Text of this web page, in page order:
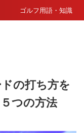
ゴルフ用語・知識
の打ち方を
つの方法